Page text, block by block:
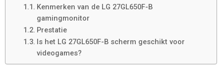
Kenmerken van de LG 27GL650F-B
gamingmonitor
Prestatie
Is het LG 27GL650F-B scherm geschikt voor
videogames?